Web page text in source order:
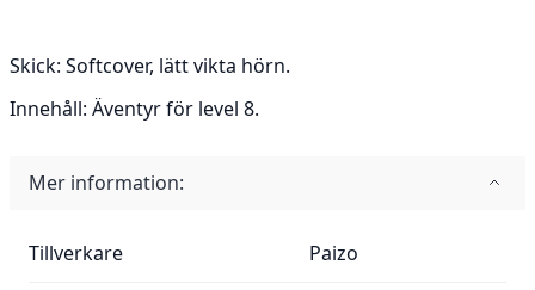
Skick: Softcover, lätt vikta hörn.
Innehåll: Äventyr för level 8.
Mer information:
Tillverkare Paizo